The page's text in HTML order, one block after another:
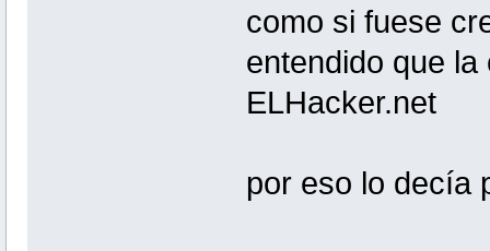
como si fuese
entendido que
ELHacker.net
por eso lo decía